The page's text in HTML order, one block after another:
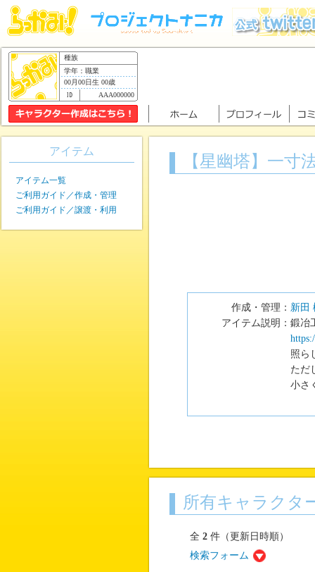
種族
学年：職業
00月00日生 00歳
AAA000000
【星幽塔】一寸
作成・管理： 新田
アイテム説明： 鍛冶
照ら
ただ
小さ
所有キャラクタ
全 2 件（更新日時順）
検索フォーム
アイテム
アイテム一覧
ご利用ガイド／作成・管理
ご利用ガイド／譲渡・利用